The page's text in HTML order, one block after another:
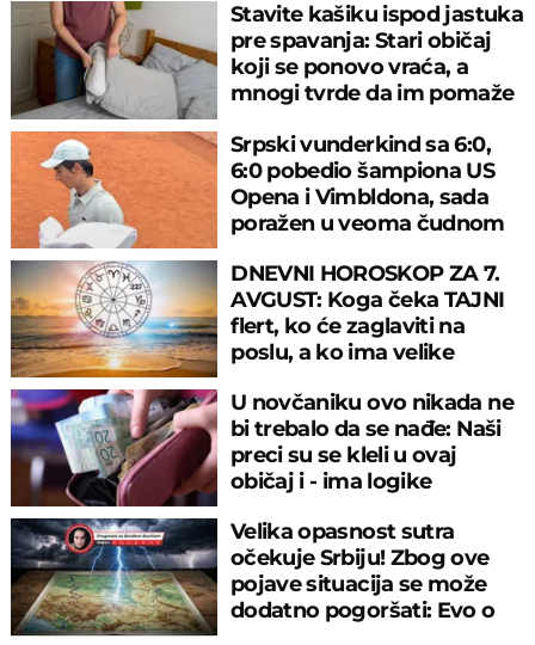
Stavite kašiku ispod jastuka
pre spavanja: Stari običaj
koji se ponovo vraća, a
mnogi tvrde da im pomaže
Srpski vunderkind sa 6:0,
6:0 pobedio šampiona US
Opena i Vimbldona, sada
poražen u veoma čudnom
DNEVNI HOROSKOP ZA 7.
AVGUST: Koga čeka TAJNI
flert, ko će zaglaviti na
poslu, a ko ima velike
U novčaniku ovo nikada ne
bi trebalo da se nađe: Naši
preci su se kleli u ovaj
običaj i - ima logike
Velika opasnost sutra
očekuje Srbiju! Zbog ove
pojave situacija se može
dodatno pogoršati: Evo o